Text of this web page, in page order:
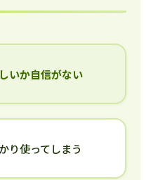
いか自信がない
り使ってしまう